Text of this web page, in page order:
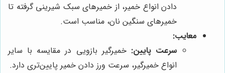
دادن انواع خمیر، از خمیرهای سبک شیرینی گرفته تا
خمیرهای سنگین نان، مناسب است.
معایب:
سرعت پایین: خمیرگیر بازویی در مقایسه با سایر
انواع خمیرگیر، سرعت ورز دادن خمیر پایین‌تری دارد.